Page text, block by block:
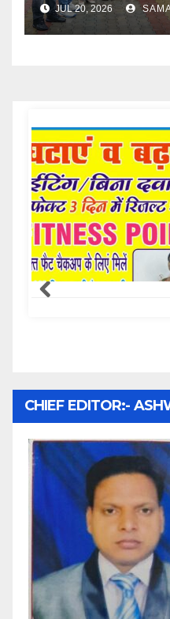
JUL 20, 2026
Samachar Express
CHIEF EDITOR:-